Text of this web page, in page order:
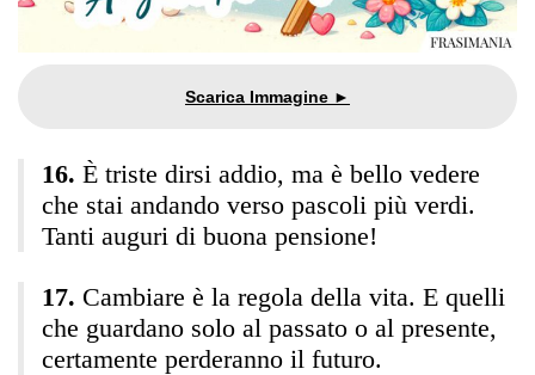
È triste dirsi addio, ma è bello vedere
che stai andando verso pascoli più verdi.
Tanti auguri di buona pensione!
Cambiare è la regola della vita. E quelli
che guardano solo al passato o al presente,
certamente perderanno il futuro.